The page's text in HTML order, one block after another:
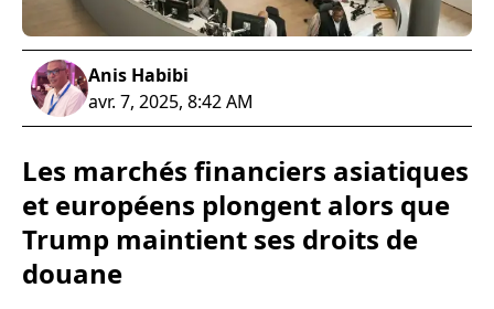
Anis Habibi
avr. 7, 2025, 8:42 AM
Les marchés financiers asiatiques
et européens plongent alors que
Trump maintient ses droits de
douane